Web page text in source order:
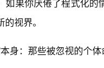
视界。
本身：那些被忽视的个